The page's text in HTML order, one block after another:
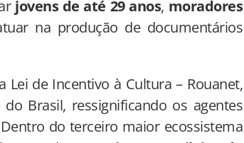
jovens de até 29 anos, moradores
na produção de documentários
de Incentivo à Cultura – Rouanet,
Brasil, ressignificando os agentes
do terceiro maior ecossistema